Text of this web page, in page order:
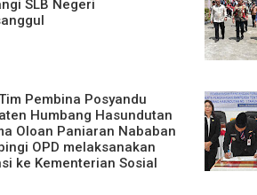
SLB Negeri
Pembina Posyandu
Humbang Hasundutan
Oloan Paniaran Nababan
OPD melaksanakan
ke Kementerian Sosial